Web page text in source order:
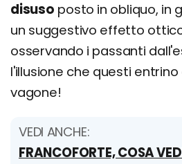
disuso posto in obliquo, in
un suggestivo effetto
osservando i passanti
l'illusione che questi
vagone!
VEDI ANCHE:
FRANCOFORTE, COSA